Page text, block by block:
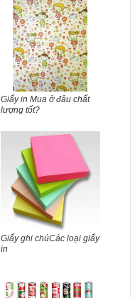
Giấy in Mua ở đâu chất
lượng tốt?
Giấy ghi chúCác loại giấy
in